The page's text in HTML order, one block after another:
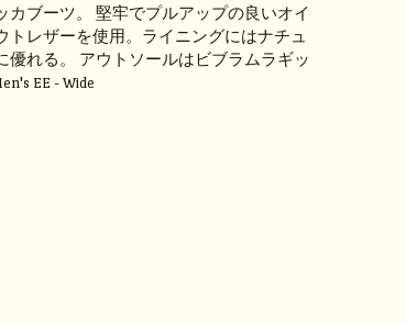
カブーツ。 堅牢でプルアップの良いオイ
トレザーを使用。ライニングにはナチュ
優れる。 アウトソールはビブラムラギッ
EE - Wide